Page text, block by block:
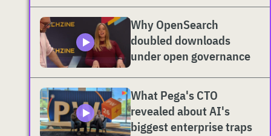
Why OpenSearch
doubled downloads
under open governance
What Pega's CTO
revealed about AI's
biggest enterprise traps